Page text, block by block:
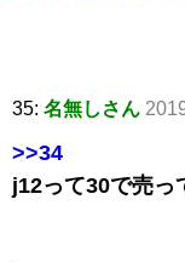
35: 名無しさん
>>34
j12って30で売っ